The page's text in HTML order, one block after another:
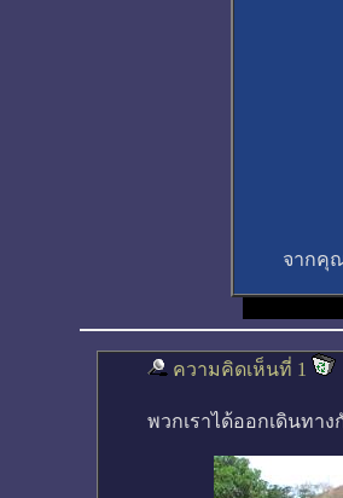
จากคุ
ความคิดเห็นที่ 1
พวกเราได้ออกเดินทา